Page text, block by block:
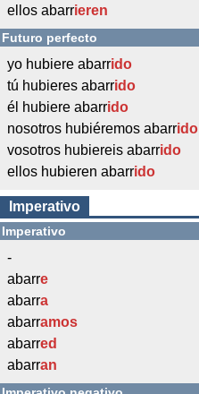
ellos abarrieren
Futuro perfecto
yo hubiere abarrido
tú hubieres abarrido
él hubiere abarrido
nosotros hubiéremos abarrido
vosotros hubiereis abarrido
ellos hubieren abarrido
Imperativo
Imperativo
-
abarre
abarra
abarramos
abarred
abarran